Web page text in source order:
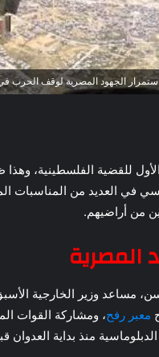
استمرار الجهود المصرية لوقف الحرب
للقضية الفلسطينية،
في العديد من المناسبات
من أراضيهم.
المصرية
مساعد وزير الخارجية
معبر رفح، ومشاركة القوات
منذ بداية العدوان قبل